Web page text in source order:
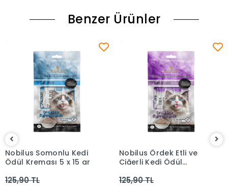
Benzer Ürünler
Nobilus Somonlu Kedi
Ödül Kreması 5 x 15 gr
125,90 TL
Nobilus Ördek Etli ve
Ciğerli Kedi Ödül
125,90 TL